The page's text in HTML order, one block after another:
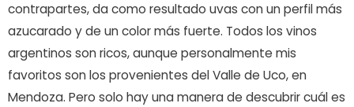
contrapartes, da como resultado uvas con un perfil más
azucarado y de un color más fuerte. Todos los vinos
argentinos son ricos, aunque personalmente mis
favoritos son los provenientes del Valle de Uco, en
Mendoza. Pero solo hay una manera de descubrir cuál es